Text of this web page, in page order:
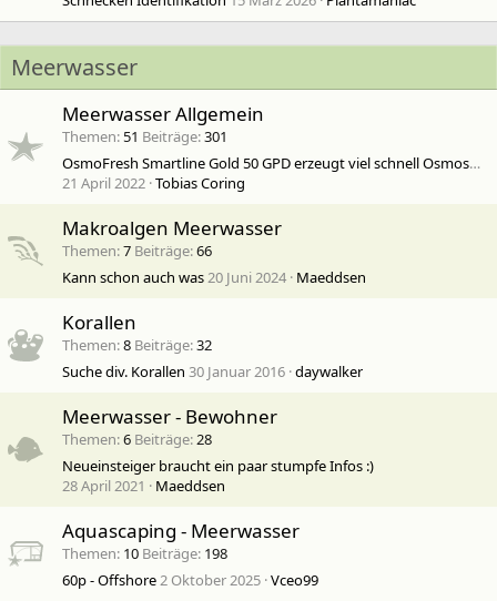
Meerwasser
Meerwasser Allgemein
Themen 51 Beiträge 301
OsmoFresh Smartline Gold 50 GPD erzeugt viel schnell Osmosewasser??
21 April 2022 Tobias Coring
Makroalgen Meerwasser
Themen 7 Beiträge 66
Kann schon auch was20 Juni 2024 Maeddsen
Korallen
Themen 8 Beiträge 32
Suche div. Korallen 30 Januar 2016 daywalker
Meerwasser - Bewohner
Themen 6 Beiträge 28
Neueinsteiger braucht ein paar stumpfe Infos :)
28 April 2021
Maeddsen
Aquascaping - Meerwasser
Themen 10 Beiträge 198
60p - Offshore2 Oktober 2025 Vceo99